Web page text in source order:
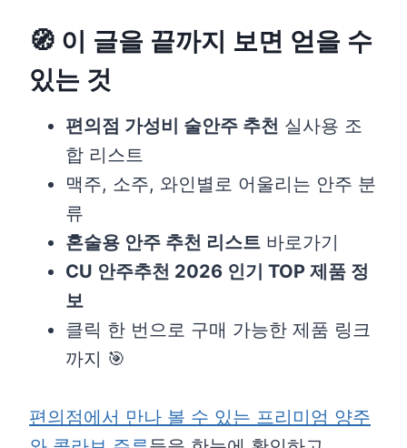
🧭 이 글을 끝까지 보면 얻을 수
있는 것
편의점 가성비 술안주 추천 실사용 조
합 리스트
맥주, 소주, 와인별로 어울리는 안주 분
류
혼술용 안주 추천 리스트 바로가기
CU 안주추천 2026 인기 TOP 제품 정
보
클릭 한 번으로 구매 가능한 제품 링크
까지 🎯
편의점에서 만나 볼 수 있는 프리미엄 양주